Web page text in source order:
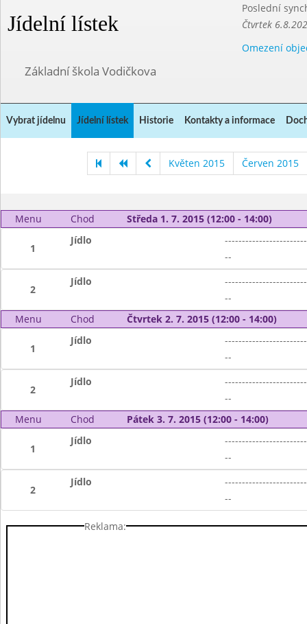
Jídelní lístek
Poslední
Čtvrtek
Omezení
Základní škola Vodičkova
Vybrat jídelnu Jídelní lístek Historie Kontakty a informace
Květen 2015 Červen 2015
Menu Chod Středa 1. 7. 2015 (12:00 - 14:00)
1
Jídlo
--
2
Jídlo
--
Menu
Chod Čtvrtek 2. 7. 2015 (12:00 - 14:00)
1
Jídlo
--
2
Jídlo
--
Menu
Chod Pátek 3. 7. 2015 (12:00 - 14:00)
1
Jídlo
--
2
Jídlo
--
Reklama: